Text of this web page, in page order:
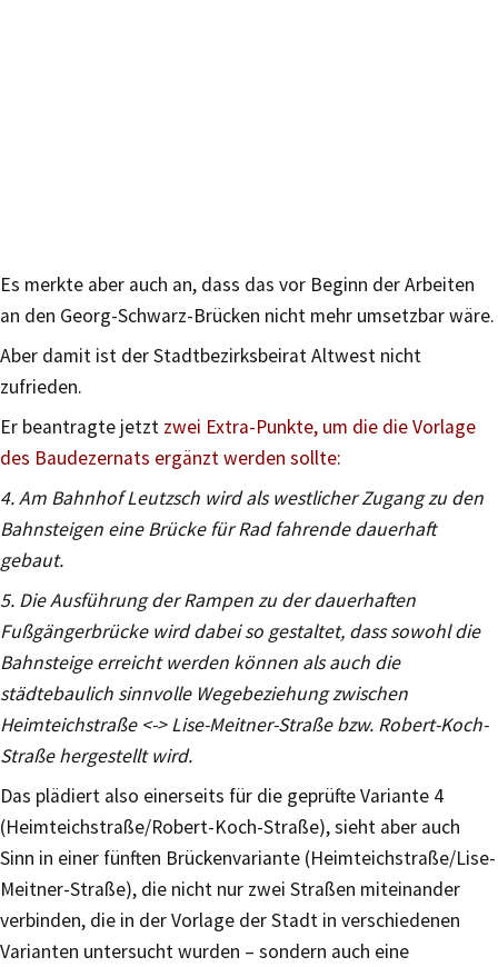
Es merkte aber auch an, dass das vor Beginn der Arbeiten
an den Georg-Schwarz-Brücken nicht mehr umsetzbar wäre.
Aber damit ist der Stadtbezirksbeirat Altwest nicht
zufrieden.
Er beantragte jetzt zwei Extra-Punkte, um die die Vorlage
des Baudezernats ergänzt werden sollte:
4. Am Bahnhof Leutzsch wird als westlicher Zugang zu den
Bahnsteigen eine Brücke für Rad fahrende dauerhaft
gebaut.
5. Die Ausführung der Rampen zu der dauerhaften
Fußgängerbrücke wird dabei so gestaltet, dass sowohl die
Bahnsteige erreicht werden können als auch die
städtebaulich sinnvolle Wegebeziehung zwischen
Heimteichstraße <-> Lise-Meitner-Straße bzw. Robert-Koch-
Straße hergestellt wird.
Das plädiert also einerseits für die geprüfte Variante 4
(Heimteichstraße/Robert-Koch-Straße), sieht aber auch
Sinn in einer fünften Brückenvariante (Heimteichstraße/Lise-
Meitner-Straße), die nicht nur zwei Straßen miteinander
verbinden, die in der Vorlage der Stadt in verschiedenen
Varianten untersucht wurden – sondern auch eine